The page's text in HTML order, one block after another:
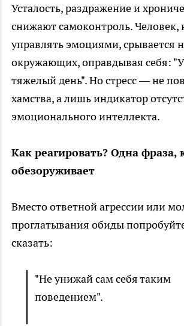
Усталость, раздражение и
снижают самоконтроль.
управлять эмоциями, срывается
окружающих, оправдывая себя:
тяжелый день". Но стресс — не
хамства, а лишь индикатор
эмоционального интеллекта.
Как реагировать? Одна фраза,
обезоруживает
Вместо ответной агрессии или
проглатывания обиды
сказать:
"Не унижай сам себя таким
поведением".